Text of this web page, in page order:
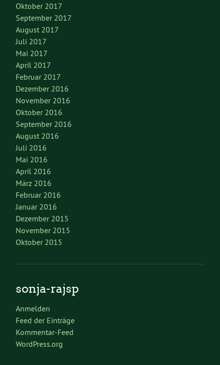
Oktober 2017
September 2017
August 2017
Juli 2017
Mai 2017
April 2017
Februar 2017
Dezember 2016
November 2016
Oktober 2016
September 2016
August 2016
Juli 2016
Mai 2016
April 2016
März 2016
Februar 2016
Januar 2016
Dezember 2015
November 2015
Oktober 2015
sonja-rajsp
Anmelden
Feed der Einträge
Kommentar-Feed
WordPress.org